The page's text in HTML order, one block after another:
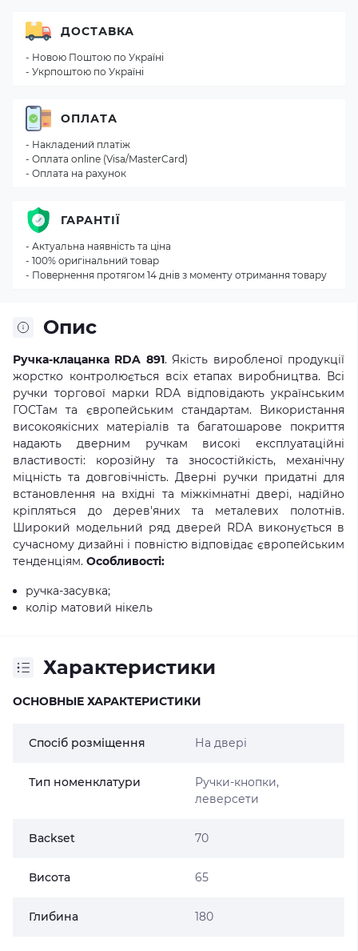
Опис
Ручка-клацанка RDA 891. Якість виробленої продукції
жорстко контролюється всіх етапах виробництва. Всі
ручки торгової марки RDA відповідають українським
ГОСТам та європейським стандартам. Використання
високоякісних матеріалів та багатошарове покриття
надають дверним ручкам високі експлуатаційні
властивості: корозійну та зносостійкість, механічну
міцність та довговічність. Дверні ручки придатні для
встановлення на вхідні та міжкімнатні двері, надійно
кріпляться до дерев'яних та металевих полотнів.
Широкий модельний ряд дверей RDA виконується в
сучасному дизайні і повністю відповідає європейським
тенденціям. Особливості:
ручка-засувка;
колір матовий нікель
Характеристики
ОСНОВНЫЕ ХАРАКТЕРИСТИКИ
Спосіб розміщення На двері
Тип номенклатури
Ручки-кнопки,
леверсети
Backset 70
Висота 65
Глибина 180
ДОСТАВКА
- Новою Поштою по Україні
- Укрпоштою по Україні
ОПЛАТА
- Накладений платіж
- Оплата online (Visa/MasterCard)
- Оплата на рахунок
ГАРАНТІЇ
- Актуальна наявність та ціна
- 100% оригінальний товар
- Повернення протягом 14 днів з моменту отримання товару